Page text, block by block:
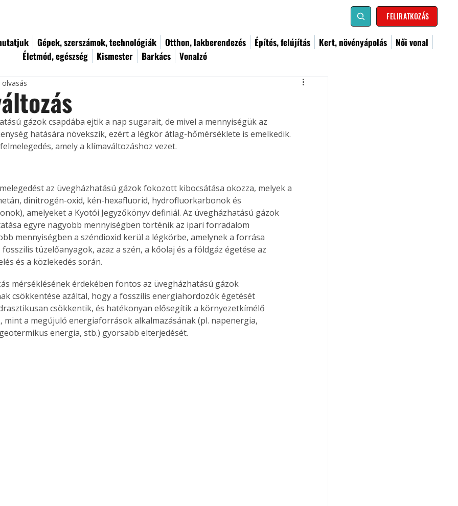
FELIRATKOZÁS
Gépek, szerszámok, technológiák Otthon, lakberendezés Építés, felújítás Kert, növényápolás
Női vonal
Életmód, egészség
Kismester Barkács Vonalzó
olvasás
gázok csapdába ejtik a nap sugarait, de mivel a mennyiségük az
hatására növekszik, ezért a légkör átlag-hőmérséklete is emelkedik.
amely a klímaváltozáshoz vezet.
az üvegházhatású gázok fokozott kibocsátása okozza, melyek a
dinitrogén-oxid, kén-hexafluorid, hydrofluorkarbonok és
amelyeket a Kyotói Jegyzőkönyv definiál. Az üvegházhatású gázok
egyre nagyobb mennyiségben történik az ipari forradalom
mennyiségben a széndioxid kerül a légkörbe, amelynek a forrása
tüzelőanyagok, azaz a szén, a kőolaj és a földgáz égetése az
és a közlekedés során.
mérséklésének érdekében fontos az üvegházhatású gázok
csökkentése azáltal, hogy a fosszilis energiahordozók égetését
csökkentik, és hatékonyan elősegítik a környezetkímélő
mint a megújuló energiaforrások alkalmazásának (pl. napenergia,
energia, stb.) gyorsabb elterjedését.